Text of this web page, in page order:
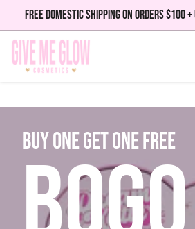
FREE DOMESTIC SHIPPING ON ORDERS $100
bUY ONE GET ONE FREE